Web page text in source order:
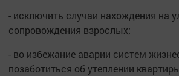
- исключить случаи нахождения на
сопровождения взрослых;
- во избежание аварии систем
позаботиться об утеплении